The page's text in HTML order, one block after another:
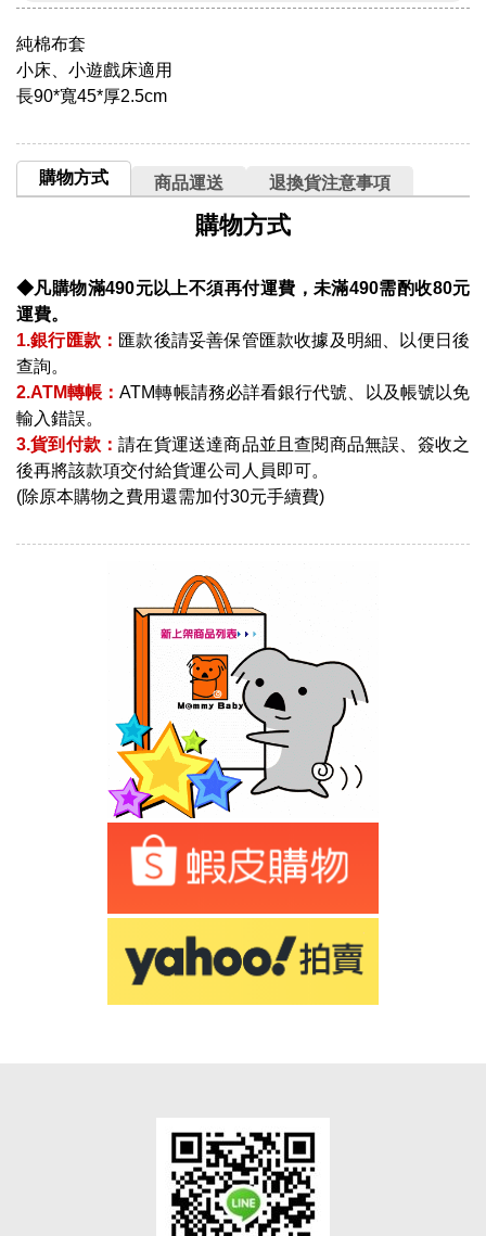
純棉布套
小床、小遊戲床適用
長90*寬45*厚2.5cm
購物方式 商品運送 退換貨注意事項
購物方式
◆凡購物滿490元以上不須再付運費，未滿490需酌收80元
運費。
1.銀行匯款： 匯款後請妥善保管匯款收據及明細、以便日後
查詢。
2.ATM轉帳：ATM轉帳請務必詳看銀行代號、以及帳號以免
輸入錯誤。
3.貨到付款：請在貨運送達商品並且查閱商品無誤、簽收之
後再將該款項交付給貨運公司人員即可。
(除原本購物之費用還需加付30元手續費)